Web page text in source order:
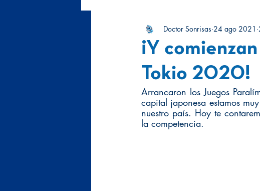
Investigación Crónica
¡Y
Tokio 2020!
Doctor Sonrisas 24 ago 2021
Arrancaron los Juegos
capital japonesa estamos
nuestro país. Hoy te
la competencia.